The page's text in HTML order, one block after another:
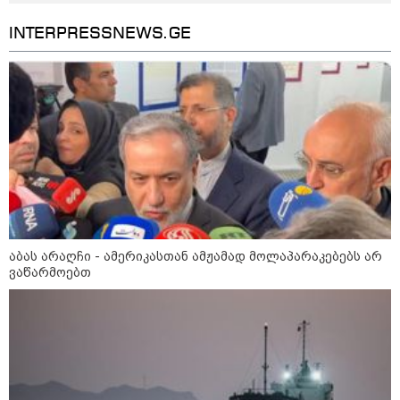
პოლიციამ ,,გლოვოს” კურიერზე
თავდასხმის ბრალდებით 3 პირი,
მათ შორის 2 არასრულწლოვანი
დააკავა - შსს ინფორმაციას
ავრცელებს
პოლიტიკა
INTERPRESSNEWS.GE
აბას არაღჩი - ამერიკასთან ამჟამად მოლაპარაკებებს არ
ვაწარმოებთ